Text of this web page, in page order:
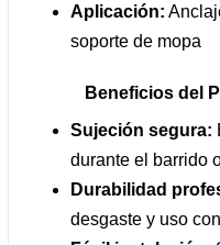
Aplicación:
soporte de mopa
Beneficios del
Sujeción segura:
durante el barrido
Durabilidad
desgaste y uso